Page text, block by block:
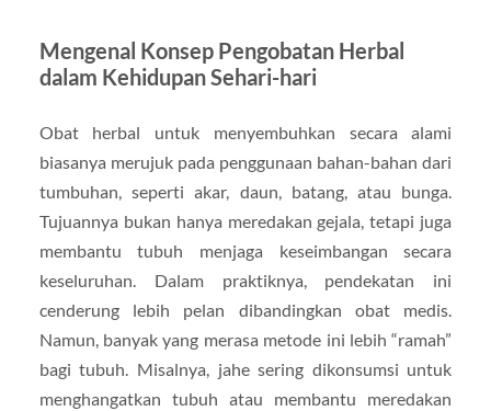
Mengenal Konsep Pengobatan Herbal
dalam Kehidupan Sehari-hari
Obat herbal untuk menyembuhkan secara alami
biasanya merujuk pada penggunaan bahan-bahan dari
tumbuhan, seperti akar, daun, batang, atau bunga.
Tujuannya bukan hanya meredakan gejala, tetapi juga
membantu tubuh menjaga keseimbangan secara
keseluruhan. Dalam praktiknya, pendekatan ini
cenderung lebih pelan dibandingkan obat medis.
Namun, banyak yang merasa metode ini lebih “ramah”
bagi tubuh. Misalnya, jahe sering dikonsumsi untuk
menghangatkan tubuh atau membantu meredakan